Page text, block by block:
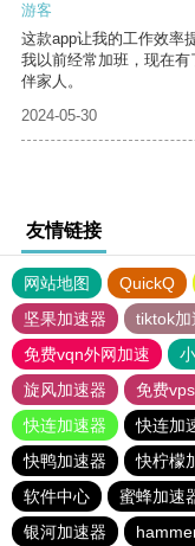
游客
这款app让我的工作效率
我以前经常加班，现在
伴家人。
2024-05-30
友情链接
网站地图 QuickQ
坚果加速器
tiktok加
免费vqn外网加速
旋风加速器
免费
快连加速器
快连加
快鸭加速器
快柠檬
软件中心
蜜蜂加速
银河加速器